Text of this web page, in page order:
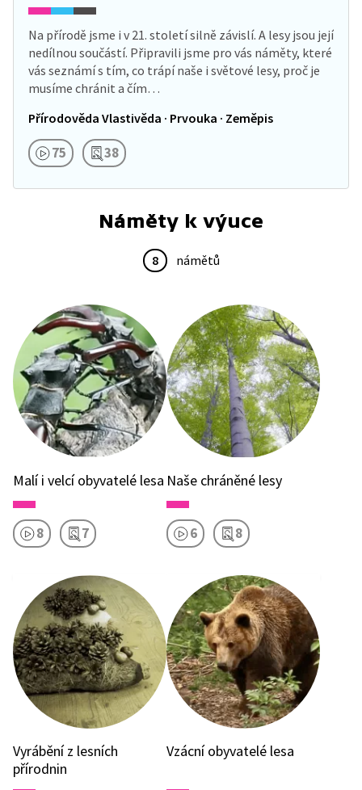
Na přírodě jsme i v 21. století silně závislí. A lesy jsou její
nedílnou součástí. Připravili jsme pro vás náměty, které
vás seznámí s tím, co trápí naše i světové lesy, proč je
musíme chránit a čím…
Přírodověda Vlastivěda · Prvouka · Zeměpis
75 38
Náměty k výuce
8 námětů
Malí i velcí obyvatelé lesa
8 7
Naše chráněné lesy
6 8
Vyrábění z lesních
přírodnin
Vzácní obyvatelé lesa